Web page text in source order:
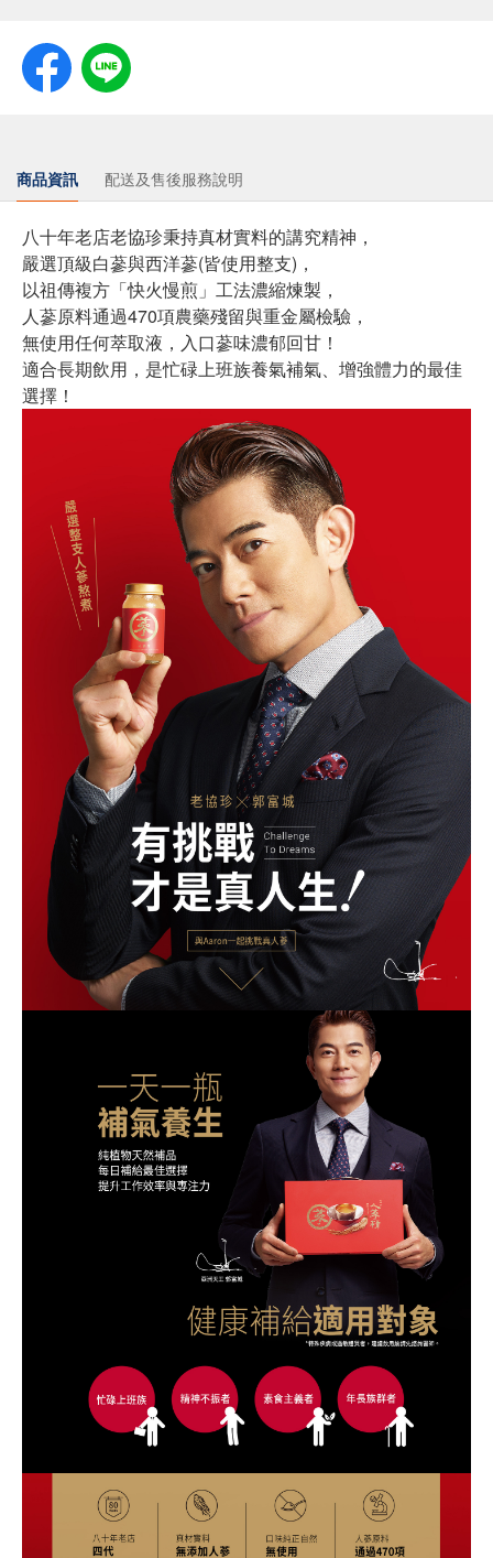
商品資訊 配送及售後服務說明
八十年老店老協珍秉持真材實料的講究精神，
嚴選頂級白蔘與西洋蔘(皆使用整支)，
以祖傳複方「快火慢煎」工法濃縮煉製，
人蔘原料通過470項農藥殘留與重金屬檢驗，
無使用任何萃取液，入口蔘味濃郁回甘！
適合長期飲用，是忙碌上班族養氣補氣、增強體力的最佳
選擇！